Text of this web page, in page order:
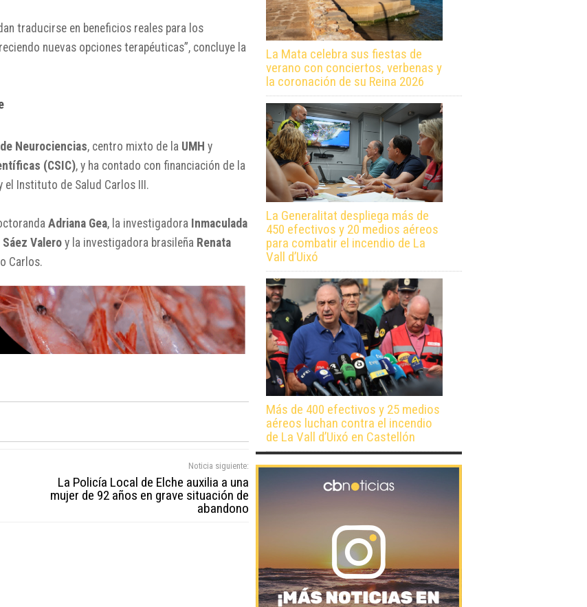
traducirse en beneficios reales para los
nuevas opciones terapéuticas”, concluye la
Neurociencias, centro mixto de la UMH y
(CSIC), y ha contado con financiación de la
el Instituto de Salud Carlos III.
Adriana Gea, la investigadora Inmaculada
Valero y la investigadora brasileña Renata
Carlos.
Noticia siguiente:
La Policía Local de Elche auxilia a una
mujer de 92 años en grave situación de
abandono
La Mata celebra sus fiestas de
verano con conciertos, verbenas y
la coronación de su Reina 2026
La Generalitat despliega más de
450 efectivos y 20 medios aéreos
para combatir el incendio de La
Vall d’Uixó
Más de 400 efectivos y 25 medios
aéreos luchan contra el incendio
de La Vall d’Uixó en Castellón